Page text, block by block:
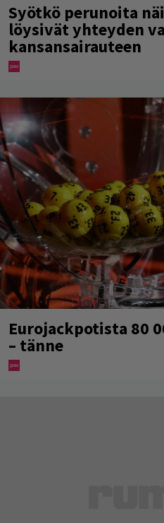
Syötkö perunoita
löysivät yhteyden
kansansairauteen
Eurojackpotista 80
– tänne